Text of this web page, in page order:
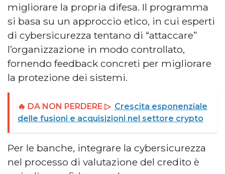
migliorare la propria difesa. Il programma
si basa su un approccio etico, in cui esperti
di cybersicurezza tentano di “attaccare”
l’organizzazione in modo controllato,
fornendo feedback concreti per migliorare
la protezione dei sistemi.
🔥 DA NON PERDERE ▷ Crescita esponenziale
delle fusioni e acquisizioni nel settore crypto
Per le banche, integrare la cybersicurezza
nel processo di valutazione del credito è